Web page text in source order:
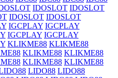
IDOSLOT IDOSLOT
IDOSLOT IDOSLOT
IGCPLAY IGCPLAY
IGCPLAY IGCPLAY
KLIKME88 KLIKME88
KLIKME88 KLIKME88
KLIKME88 KLIKME88
LIDO88 LIDO88